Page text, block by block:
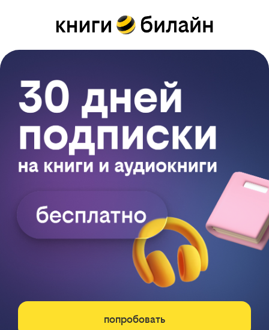
попробовать